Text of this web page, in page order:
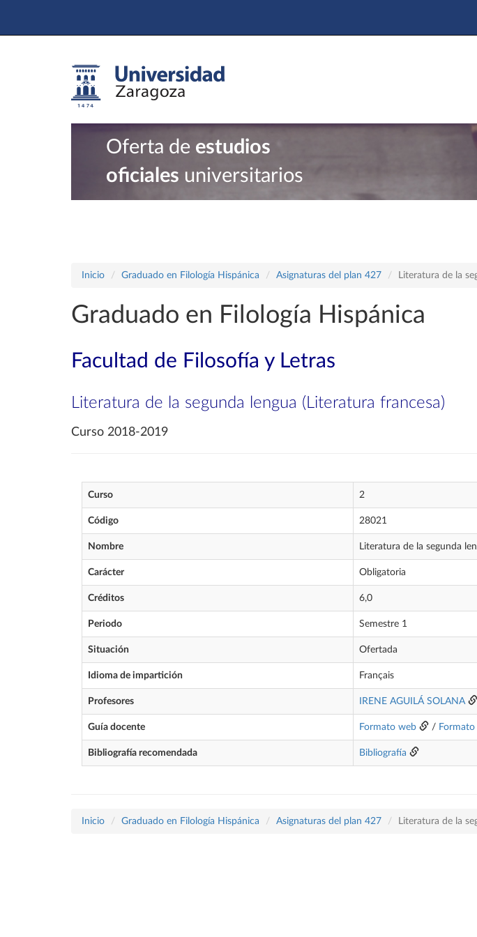
Oferta de estudios
oficiales universitarios
Inicio Graduado en Filología Hispánica Asignaturas del plan 427 Literatura de la
Graduado en Filología Hispánica
Facultad de Filosofía y Letras
Literatura de la segunda lengua (Literatura francesa)
Curso 2018-2019
Curso 2
Código 28021
Nombre Literatura de la segunda
Carácter Obligatoria
Créditos 6,0
Periodo Semestre 1
Situación Ofertada
Idioma de impartición Français
Profesores IRENE AGUILÁ SOLANA
Guía docente Formato web / Formato
Bibliografía recomendada Bibliografía
Inicio Graduado en Filología Hispánica Asignaturas del plan 427 Literatura de la